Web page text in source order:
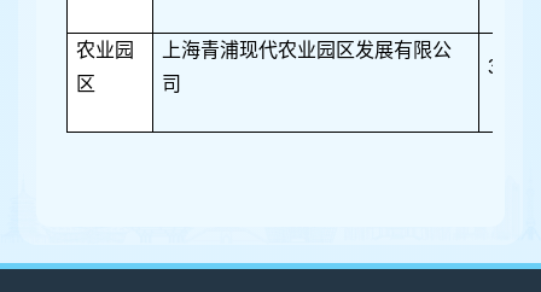
农业园
区
上海青浦现代农业园区发展有限公
司